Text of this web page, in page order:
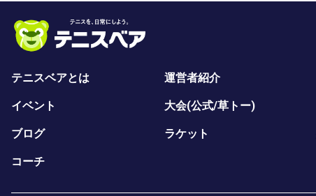
テニスベアとは 運営者紹介
イベント 大会(公式/草トー)
ブログ ラケット
コーチ